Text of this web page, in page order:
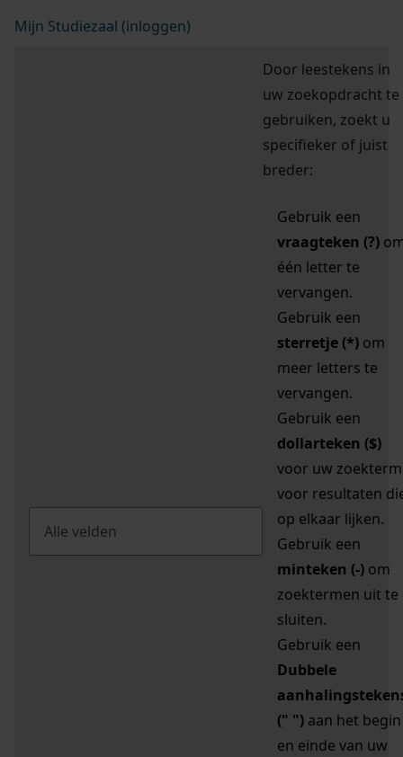
Mijn Studiezaal (inloggen)
Door leestekens in
uw zoekopdracht te
gebruiken, zoekt u
specifieker of juist
breder:
Gebruik een
vraagteken (?)
één letter te
vervangen.
Gebruik een
sterretje (*) om
meer letters te
vervangen.
Gebruik een
dollarteken ($)
voor uw zoekterm
voor resultaten
op elkaar lijken.
Gebruik een
minteken (-) om
zoektermen uit te
sluiten.
Gebruik een
Dubbele
(" ") aan het begin
en einde van uw